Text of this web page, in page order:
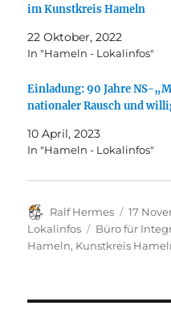
im Kunstkreis Hameln
22 Oktober, 2022
In "Hameln - Lokalinfos"
Einladung: 90 Jahre NS-
nationaler Rausch und
10 April, 2023
In "Hameln - Lokalinfos"
Autor
Ralf Hermes
am
17
Lokalinfos
Schlagwörter
Büro für
Hameln, Kunstkreis